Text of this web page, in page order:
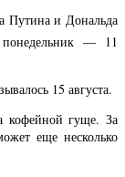
Путина и Дональда
— 11
15 августа.
кофейной гуще. За
еще несколько